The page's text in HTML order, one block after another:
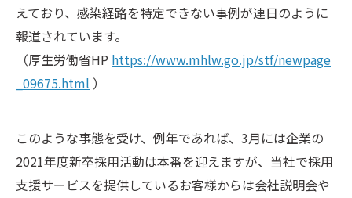
えており、感染経路を特定できない事例が連日のように
報道されています。
（厚生労働省HP https://www.mhlw.go.jp/stf/newpage
_09675.html ）
このような事態を受け、例年であれば、3月には企業の
2021年度新卒採用活動は本番を迎えますが、当社で採用
支援サービスを提供しているお客様からは会社説明会や